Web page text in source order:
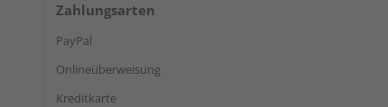
Zahlungsarten
PayPal
Onlineüberweisung
Kreditkarte